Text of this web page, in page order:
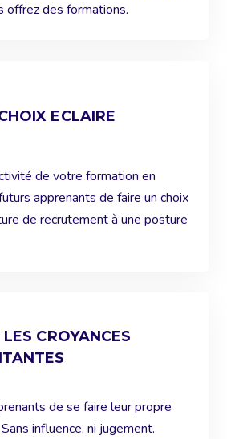
offrez des formations.
ECLAIRE
de votre formation en
apprenants de faire un choix
de recrutement à une posture
LES CROYANCES
de se faire leur propre
influence, ni jugement.